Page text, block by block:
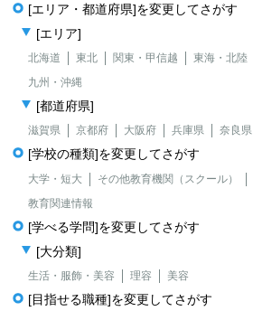
[エリア・都道府県]を変更してさがす
[エリア]
北海道 東北 関東・甲信越 東海・北陸
九州・沖縄
[都道府県]
滋賀県 京都府 大阪府 兵庫県 奈良県
[学校の種類]を変更してさがす
大学・短大 その他教育機関（スクール）
教育関連情報
[学べる学問]を変更してさがす
[大分類]
生活・服飾・美容 理容 美容
[目指せる職種]を変更してさがす